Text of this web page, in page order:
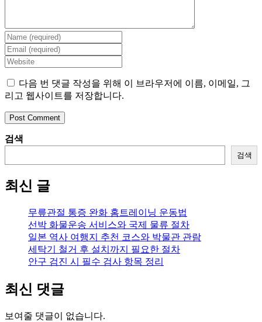
Enter
your
name
or
username
to
comment
Enter
your
email
address
to
comment
Enter
your
website
URL
(optional)
다음 번 댓글 작성을 위해 이 브라우저에 이름, 이메일, 그
리고 웹사이트를 저장합니다.
검색
검색
최신 글
무릎관절 통증 완화 홈트레이닝 운동법
선박 화물운송 서비스와 국제 물류 절차
일본 역사 여행지 추천 코스와 박물관 관람
세탁기 철거 후 설치까지 필요한 절차
안구 검진 시 필수 검사 항목 정리
최신 댓글
보여줄 댓글이 없습니다.